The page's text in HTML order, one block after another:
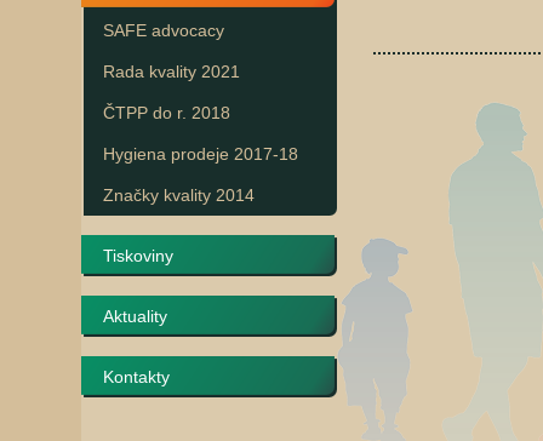
SAFE advocacy
Rada kvality 2021
ČTPP do r. 2018
Hygiena prodeje 2017-18
Značky kvality 2014
Tiskoviny
Aktuality
Kontakty